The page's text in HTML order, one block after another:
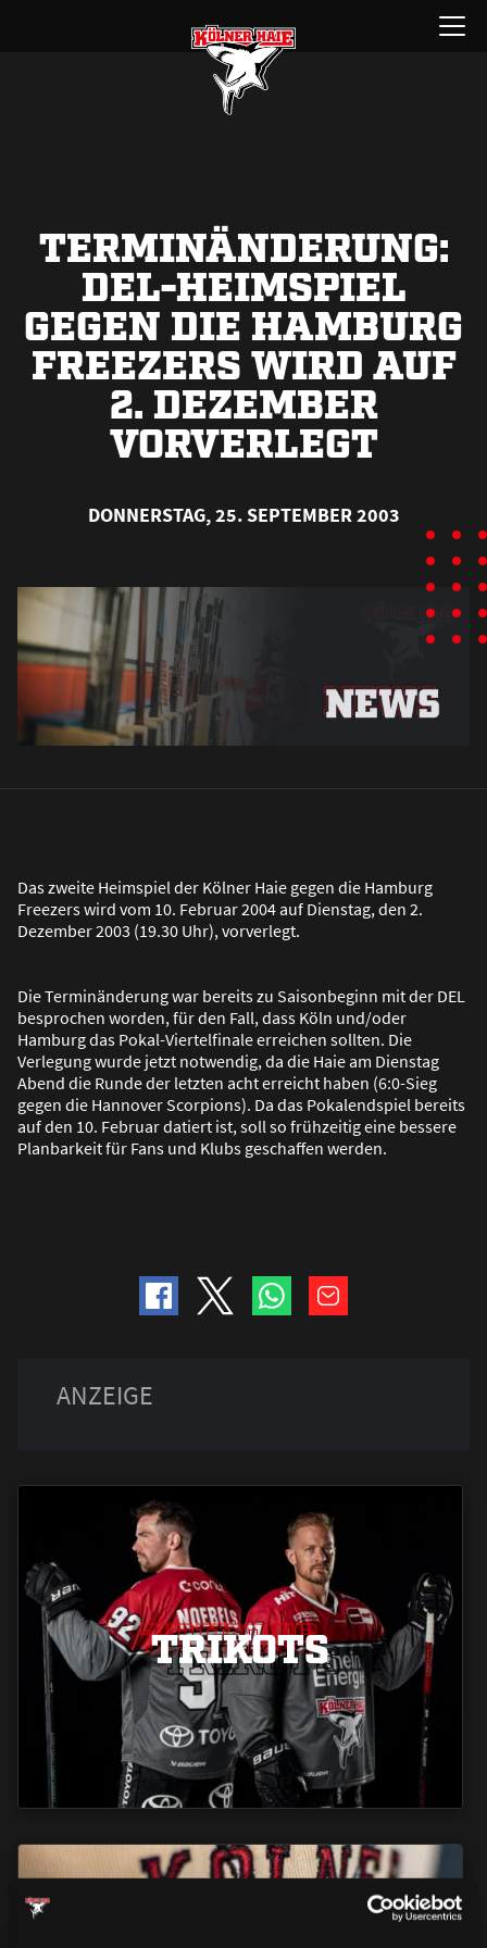
Menü
öffnen
TERMINÄNDERUNG:
DEL-HEIMSPIEL
GEGEN DIE HAMBURG
FREEZERS WIRD AUF
2. DEZEMBER
VORVERLEGT
DONNERSTAG, 25. SEPTEMBER 2003
Das zweite Heimspiel der Kölner Haie gegen die Hamburg
Freezers wird vom 10. Februar 2004 auf Dienstag, den 2.
Dezember 2003 (19.30 Uhr), vorverlegt.
Die Terminänderung war bereits zu Saisonbeginn mit der DEL
besprochen worden, für den Fall, dass Köln und/oder
Hamburg das Pokal-Viertelfinale erreichen sollten. Die
Verlegung wurde jetzt notwendig, da die Haie am Dienstag
Abend die Runde der letzten acht erreicht haben (6:0-Sieg
gegen die Hannover Scorpions). Da das Pokalendspiel bereits
auf den 10. Februar datiert ist, soll so frühzeitig eine bessere
Planbarkeit für Fans und Klubs geschaffen werden.
TRIKOTS
TRIKOTS
TRIKOTS